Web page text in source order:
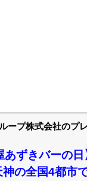
ープ株式会社のプ
あずきバーの
の全国4都市